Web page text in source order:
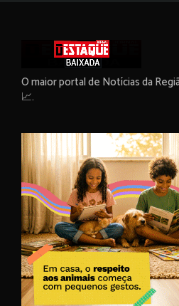
O maior portal de Notícias da
📈.